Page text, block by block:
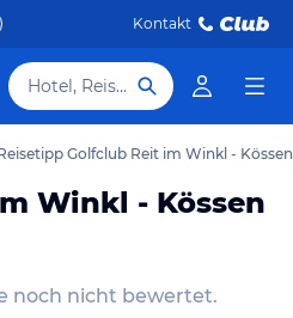
Kontakt
Hotel, Reiseziel
Golfclub Reit im Winkl - Kössen
Winkl - Kössen
noch nicht bewertet.